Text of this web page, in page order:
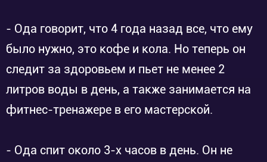
- Ода говорит, что 4 года назад все, что ему
было нужно, это кофе и кола. Но теперь он
следит за здоровьем и пьет не менее 2
литров воды в день, а также занимается на
фитнес-тренажере в его мастерской.
- Ода спит около 3-х часов в день. Он не